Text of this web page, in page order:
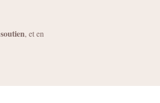
soutien, et en